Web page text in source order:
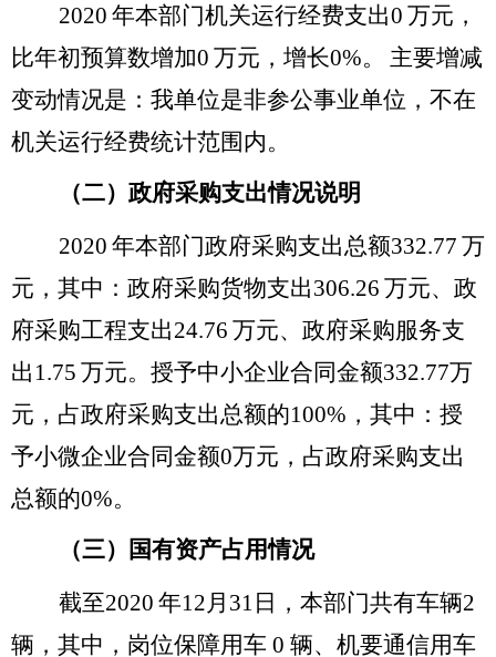
2020 年本部门机关运行经费支出0 万元，
比年初预算数增加0 万元， 增长0%。
主要增减
变动情况是： 我单位是非参公事业单位，不在
机关运行经费统计范围内。
（二）政府采购支出情况说明
2020 年本部门政府采购支出总额332.77 万
元，其中：政府采购货物支出306.26 万元、政
府采购工程支出24.76 万元、政府采购服务支
出 1.75 万元。 授予中小企业合同金额332.77万
元，占政府采购支出总额的100% ，其中：授
予小微企业合同金额0万元，占政府采购支出
总额的0%。
（三）国有资产占用情况
截至2020 年12月 31 日，本部门共有车辆2
辆， 其中，岗位保障用车 0 辆、机要通信用车